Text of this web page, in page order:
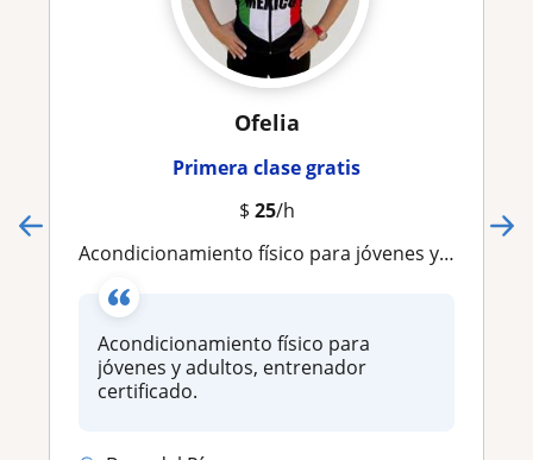
Ofelia
Primera clase gratis
$ 25/h
Acondicionamiento físico para jóvenes y adultos, entrenador certificado
Acondicionamiento físico para
jóvenes y adultos, entrenador
certificado.